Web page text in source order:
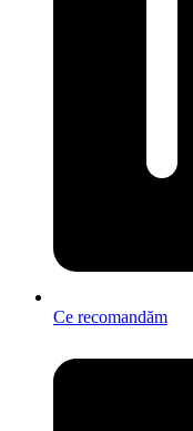
Ce recomandăm